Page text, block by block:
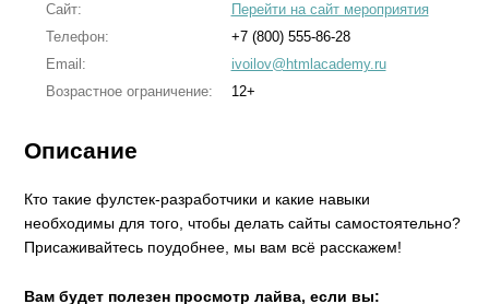
Сайт:
Перейти на сайт мероприятия
Телефон:
+7 (800) 555-86-28
Email:
ivoilov@htmlacademy.ru
Возрастное ограничение:
12+
Описание
Кто такие фулстек-разработчики и какие навыки
необходимы для того, чтобы делать сайты самостоятельно?
Присаживайтесь поудобнее, мы вам всё расскажем!
Вам будет полезен просмотр лайва, если вы: